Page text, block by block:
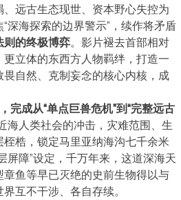
远古生态现世、资本野心失控为
深海探索的边界警示”，续作将矛盾
则的终极博弈。影片褪去首部相对
立体的东西方人物羁绊，打造一
自然、克制妄念的核心内核，成
完成从“单点巨兽危机”到“完整远古
海人类社会的冲击，灾难范围、生
梏，锁定马里亚纳海沟七千余米
屏障”设定，千万年来，这道深海天
鱼等早已灭绝的史前生物得以与
互不干涉、各自存续。